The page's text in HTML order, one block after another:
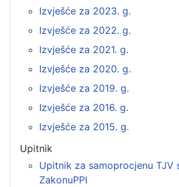
Izvješće za 2023. g.
Izvješće za 2022. g.
Izvješće za 2021. g.
Izvješće za 2020. g.
Izvješće za 2019. g.
Izvješće za 2016. g.
Izvješće za 2015. g.
Upitnik
Upitnik za samoprocjenu TJV
ZakonuPPI